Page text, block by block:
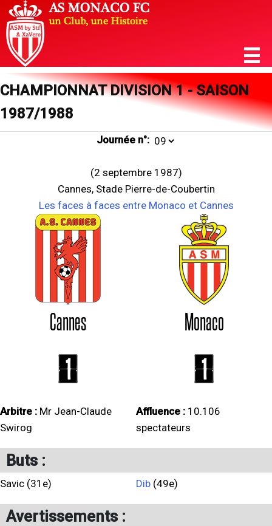
CHAMPIONNAT DIVISION 1 - SAISON
1987/1988
Journée n°:
(2 septembre 1987)
Cannes, Stade Pierre-de-Coubertin
Les faces à faces entre Monaco et Cannes
Cannes Monaco
1 1
Arbitre : Mr Jean-Claude
Swirog
Affluence : 10.106
spectateurs
Buts :
Savic (31e) Dib (49e)
Avertissements :